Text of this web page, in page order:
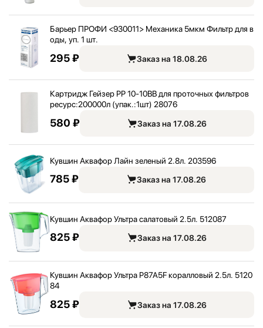
Барьер ПРОФИ <930011> Механика 5мкм Фильтр для в
оды, уп. 1 шт.
295 ₽ Заказ на 18.08.26
Картридж Гейзер PP 10-10BB для проточных фильтров
ресурс:200000л (упак.:1шт) 28076
580 ₽ Заказ на 17.08.26
Кувшин Аквафор Лайн зеленый 2.8л. 203596
785 ₽ Заказ на 17.08.26
Кувшин Аквафор Ультра салатовый 2.5л. 512087
825 ₽ Заказ на 17.08.26
Кувшин Аквафор Ультра P87A5F коралловый 2.5л. 5120
84
825 ₽ Заказ на 17.08.26